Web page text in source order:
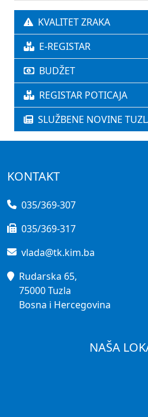
KVALITET ZRAKA
E-REGISTAR
BUDŽET
REGISTAR POTICAJA
SLUŽBENE NOVINE
KONTAKT
035/369-307
035/369-317
vlada@tk.kim.ba
Rudarska 65,
75000 Tuzla
Bosna i Hercegovina
NAŠA